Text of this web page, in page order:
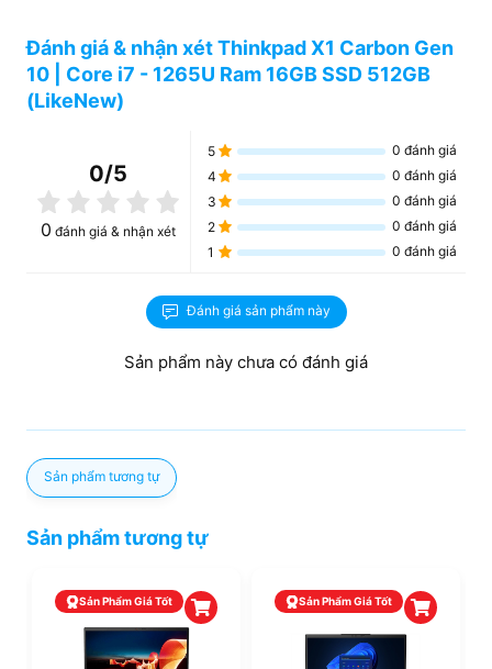
Trang bị bàn phím chất lượng
Bàn phím của Thinkpad X1 Carbon Gen 10được đánh
hợp lý, độ nảy tốt giúp người dùng có trải nghiệm gõ
phím nhanh và chính xác. Ngoài ra, trên phiên bản này
phép đăng nhập và khởi động máy chỉ trong tích tắc.
Đánh giá & nhận xét Thinkpad X1 Carbon Gen
10 | Core i7 - 1265U Ram 16GB SSD 512GB
(LikeNew)
0/5
0 đánh giá & nhận xét
5 0 đánh giá
4
0 đánh giá
3
0 đánh giá
2
0 đánh giá
1
0 đánh giá
Đánh giá sản phẩm này
Sản phẩm này chưa có đánh giá
Sản phẩm tương tự
Sản phẩm tương tự
Sản Phẩm Giá Tốt Sản Phẩm Giá Tốt